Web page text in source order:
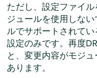
ただし、設定ファイル
ジュールを使用しな
ルでサポートされて
設定のみです。再度
と、変更内容がモジ
あります。